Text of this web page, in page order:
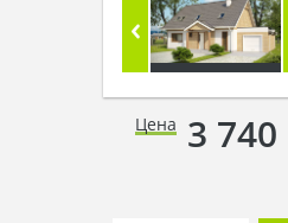
Цена 3 740